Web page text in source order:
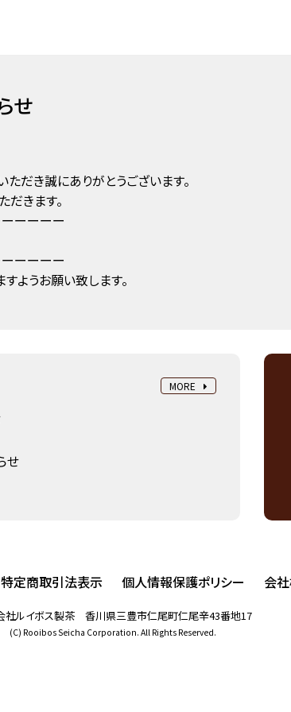
せ
だき誠にありがとうございます。
きます。
ーーーー
ーーーー
ようお願い致します。
MORE
せ
特定商取引法表示 個人情報保護ポリシー 会
社ルイボス製茶 香川県三豊市仁尾町仁尾辛43番地17
(C) Rooibos Seicha Corporation. All Rights Reserved.